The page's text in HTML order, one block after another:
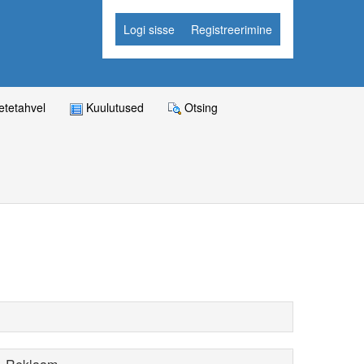
Logi sisse Registreerimine
Kuulutused Otsing